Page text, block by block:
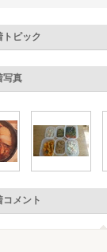
トピック
写真
コメント